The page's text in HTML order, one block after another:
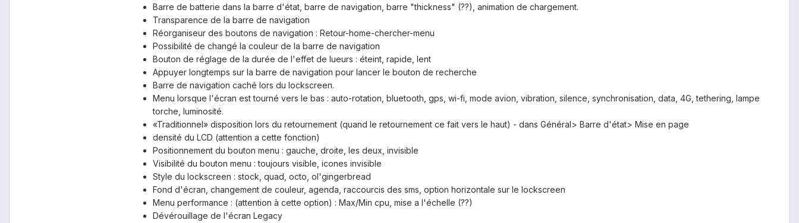
Barre de batterie dans la barre d'état, barre de navigation, barre "thickness" (??), animation de chargement.
Transparence de la barre de navigation
Réorganiseur des boutons de navigation : Retour-home-chercher-menu
Possibilité de changé la couleur de la barre de navigation
Bouton de réglage de la durée de l'effet de lueurs : éteint, rapide, lent
Appuyer longtemps sur la barre de navigation pour lancer le bouton de recherche
Barre de navigation caché lors du lockscreen.
Menu lorsque l'écran est tourné vers le bas : auto-rotation, bluetooth, gps, wi-fi, mode avion, vibration, silence, synchronisation, data, 4G, tethering, lampe
torche, luminosité.
«Traditionnel» disposition lors du retournement (quand le retournement ce fait vers le haut) - dans Général> Barre d'état> Mise en page
densité du LCD (attention a cette fonction)
Positionnement du bouton menu : gauche, droite, les deux, invisible
Visibilité du bouton menu : toujours visible, icones invisible
Style du lockscreen : stock, quad, octo, ol'gingerbread
Fond d'écran, changement de couleur, agenda, raccourcis des sms, option horizontale sur le lockscreen
Menu performance : (attention à cette option) : Max/Min cpu, mise a l'échelle (??)
Dévérouillage de l'écran Legacy